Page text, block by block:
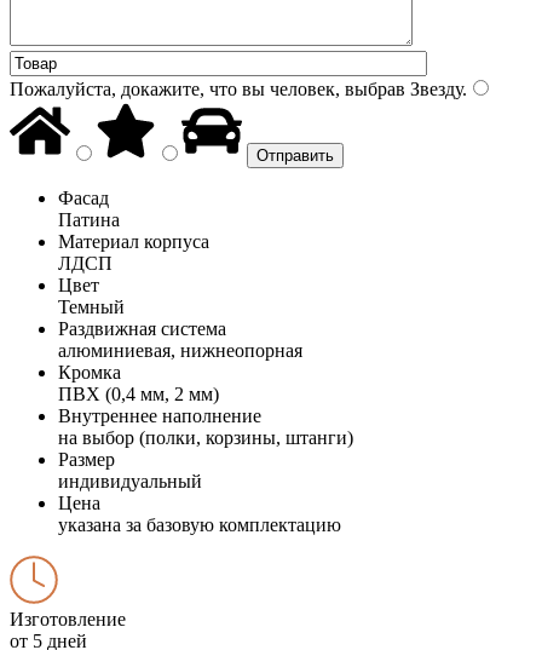
Пожалуйста, докажите, что вы человек, выбрав Звезду.
Фасад
Патина
Материал корпуса
ЛДСП
Цвет
Темный
Раздвижная система
алюминиевая, нижнеопорная
Кромка
ПВХ (0,4 мм, 2 мм)
Внутреннее наполнение
на выбор (полки, корзины, штанги)
Размер
индивидуальный
Цена
указана за базовую комплектацию
Изготовление
от 5 дней